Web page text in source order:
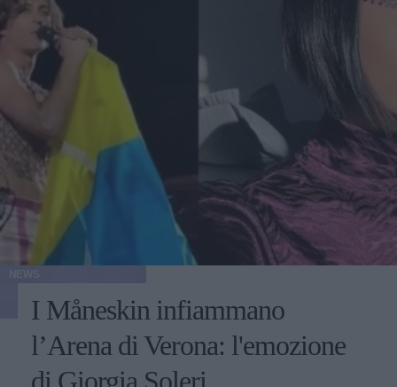
I Måneskin infiammano
l’Arena di Verona: l'emozione